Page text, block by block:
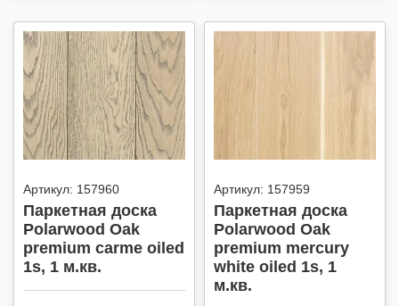
Артикул: 157960
Паркетная доска
Polarwood Oak
premium carme oiled
1s, 1 м.кв.
Артикул: 157959
Паркетная доска
Polarwood Oak
premium mercury
white oiled 1s, 1
м.кв.